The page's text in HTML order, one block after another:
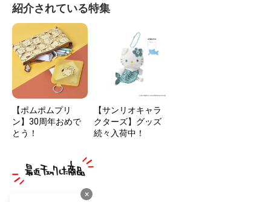
紹介されている特集
【ポムポムプリ
ン】30周年おめで
とう！
【サンリオキャラ
クターズ】グッズ
続々入荷中！
×